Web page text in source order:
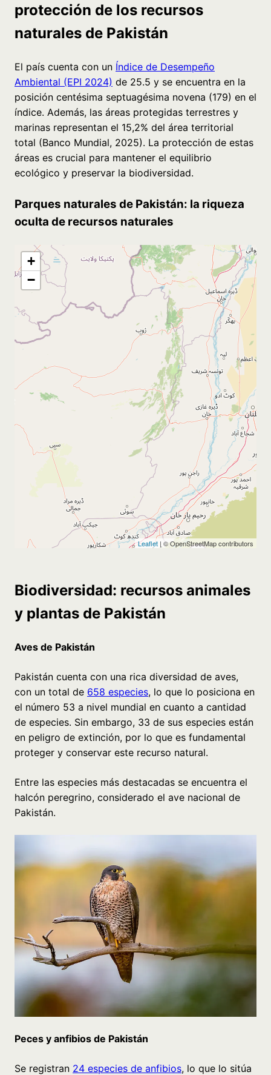
protección de los recursos
naturales de Pakistán
El país cuenta con un Índice de Desempeño
Ambiental (EPI 2024) de 25.5 y se encuentra en la
posición centésima septuagésima novena (179) en el
índice. Además, las áreas protegidas terrestres y
marinas representan el 15,2% del área territorial
total (Banco Mundial, 2025). La protección de estas
áreas es crucial para mantener el equilibrio
ecológico y preservar la biodiversidad.
Parques naturales de Pakistán: la riqueza
oculta de recursos naturales
Biodiversidad: recursos animales
y plantas de Pakistán
Aves de Pakistán
Pakistán cuenta con una rica diversidad de aves,
con un total de 658 especies, lo que lo posiciona en
el número 53 a nivel mundial en cuanto a cantidad
de especies. Sin embargo, 33 de sus especies están
en peligro de extinción, por lo que es fundamental
proteger y conservar este recurso natural.
Entre las especies más destacadas se encuentra el
halcón peregrino, considerado el ave nacional de
Pakistán.
Peces y anfibios de Pakistán
Se registran 24 especies de anfibios, lo que lo sitúa